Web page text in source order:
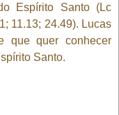
Espírito Santo (Lc
11.13; 24.49). Lucas
que quer conhecer
Santo.